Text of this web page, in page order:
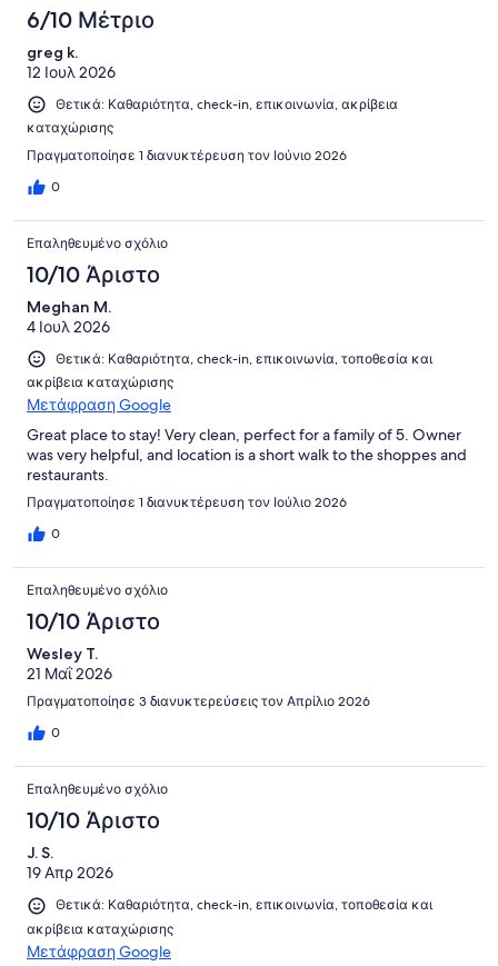
6/10 Μέτριο
greg k.
12 Ιουλ 2026
Θετικά: Καθαριότητα, check-in, επικοινωνία, ακρίβεια
καταχώρισης
Πραγματοποίησε 1 διανυκτέρευση τον Ιούνιο 2026
0
Επαληθευμένο σχόλιο
10/10 Άριστο
Meghan M.
4 Ιουλ 2026
Θετικά: Καθαριότητα, check-in, επικοινωνία, τοποθεσία και
ακρίβεια καταχώρισης
Μετάφραση Google
Great place to stay! Very clean, perfect for a family of 5. Owner
was very helpful, and location is a short walk to the shoppes and
restaurants.
Πραγματοποίησε 1 διανυκτέρευση τον Ιούλιο 2026
0
Επαληθευμένο σχόλιο
10/10 Άριστο
Wesley T.
21 Μαΐ 2026
Πραγματοποίησε 3 διανυκτερεύσεις τον Απρίλιο 2026
0
Επαληθευμένο σχόλιο
10/10 Άριστο
J. S.
19 Απρ 2026
Θετικά: Καθαριότητα, check-in, επικοινωνία, τοποθεσία και
ακρίβεια καταχώρισης
Μετάφραση Google